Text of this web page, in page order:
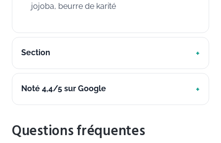
jojoba, beurre de karité
Section
Noté 4,4/5 sur Google
Questions fréquentes